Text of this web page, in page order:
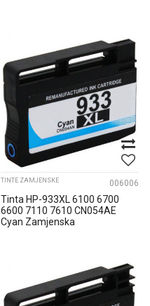
TINTE ZAMJENSKE 006006
Tinta HP-933XL 6100 6700
6600 7110 7610 CN054AE
Cyan Zamjenska